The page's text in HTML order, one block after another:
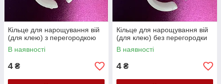
Кільце для нарощування вій
(для клею) з перегородкою
В наявності
4 ₴
Кільце для нарощування вій
(для клею) без перегородки
В наявності
4 ₴